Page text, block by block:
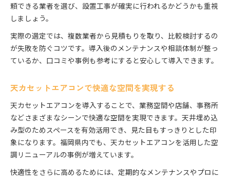
頼できる業者を選び、設置工事が確実に行われるかどうかも重視
しましょう。
実際の選定では、複数業者から見積もりを取り、比較検討するの
が失敗を防ぐコツです。導入後のメンテナンスや相談体制が整っ
ているか、口コミや事例も参考にすると安心して導入できます。
天カセットエアコンで快適な空間を実現する
天カセットエアコンを導入することで、業務空間や店舗、事務所
などさまざまなシーンで快適な空間を実現できます。天井埋め込
み型のためスペースを有効活用でき、見た目もすっきりとした印
象になります。福岡県内でも、天カセットエアコンを活用した空
調リニューアルの事例が増えています。
快適性をさらに高めるためには、定期的なメンテナンスやプロに